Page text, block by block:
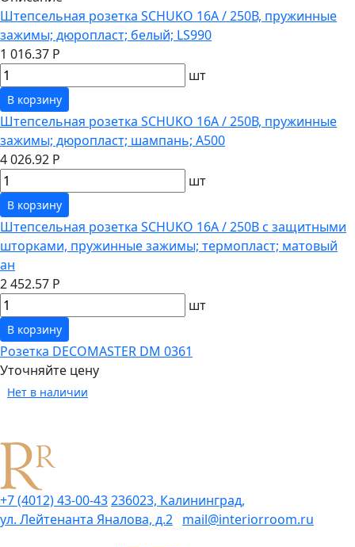
Штепсельная розетка SCHUKO 16А / 250В, пружинные
зажимы; дюропласт; белый; LS990
1 016.37 Р
шт
В корзину
Штепсельная розетка SCHUKO 16А / 250В, пружинные
зажимы; дюропласт; шампань; A500
4 026.92 Р
шт
В корзину
Штепсельная розетка SCHUKO 16А / 250В с защитными
шторками, пружинные зажимы; термопласт; матовый
ан
2 452.57 Р
шт
В корзину
Розетка DECOMASTER DM 0361
Уточняйте цену
Нет в наличии
+7 (4012) 43-00-43236023, Калининград,
ул. Лейтенанта Яналова, д.2 mail@interiorroom.ru